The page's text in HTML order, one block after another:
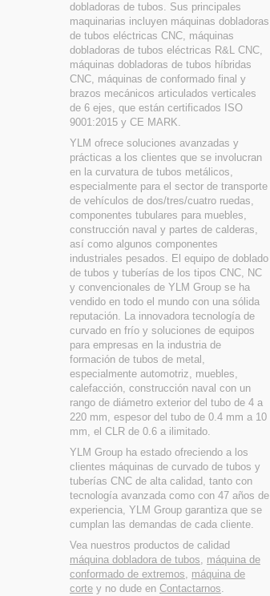
dobladoras de tubos. Sus principales
maquinarias incluyen máquinas dobladoras
de tubos eléctricas CNC, máquinas
dobladoras de tubos eléctricas R&L CNC,
máquinas dobladoras de tubos híbridas
CNC, máquinas de conformado final y
brazos mecánicos articulados verticales
de 6 ejes, que están certificados ISO
9001:2015 y CE MARK.
YLM ofrece soluciones avanzadas y
prácticas a los clientes que se involucran
en la curvatura de tubos metálicos,
especialmente para el sector de transporte
de vehículos de dos/tres/cuatro ruedas,
componentes tubulares para muebles,
construcción naval y partes de calderas,
así como algunos componentes
industriales pesados. El equipo de doblado
de tubos y tuberías de los tipos CNC, NC
y convencionales de YLM Group se ha
vendido en todo el mundo con una sólida
reputación. La innovadora tecnología de
curvado en frío y soluciones de equipos
para empresas en la industria de
formación de tubos de metal,
especialmente automotriz, muebles,
calefacción, construcción naval con un
rango de diámetro exterior del tubo de 4 a
220 mm, espesor del tubo de 0.4 mm a 10
mm, el CLR de 0.6 a ilimitado.
YLM Group ha estado ofreciendo a los
clientes máquinas de curvado de tubos y
tuberías CNC de alta calidad, tanto con
tecnología avanzada como con 47 años de
experiencia, YLM Group garantiza que se
cumplan las demandas de cada cliente.
Vea nuestros productos de calidad
máquina dobladora de tubos, máquina de
conformado de extremos, máquina de
corte y no dude en Contactarnos.